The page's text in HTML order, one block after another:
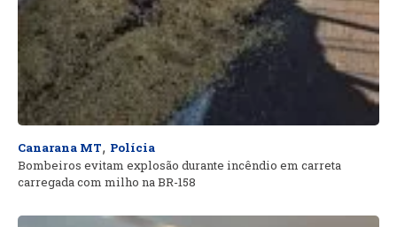
Canarana MT, Polícia
Bombeiros evitam explosão durante incêndio em carreta
carregada com milho na BR-158